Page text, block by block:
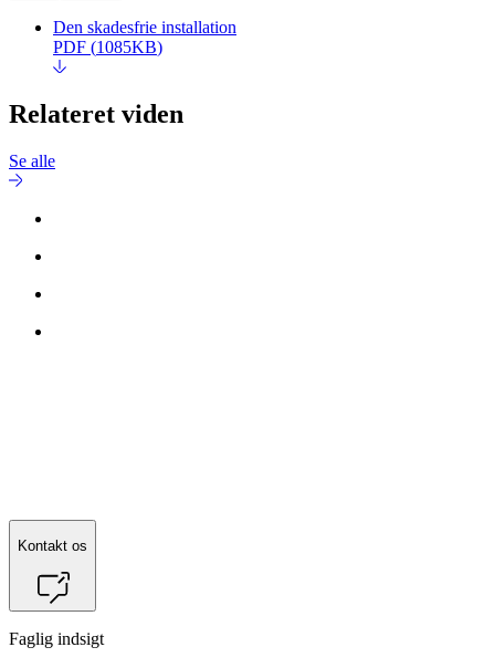
Den skadesfrie installation
PDF (1085KB)
Relateret viden
Se alle
Kontakt os
Faglig indsigt